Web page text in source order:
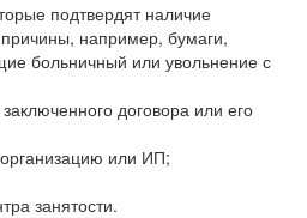
подтвердят наличие
например, бумаги,
больничный или увольнение с
договора или его
или ИП;
занятости.